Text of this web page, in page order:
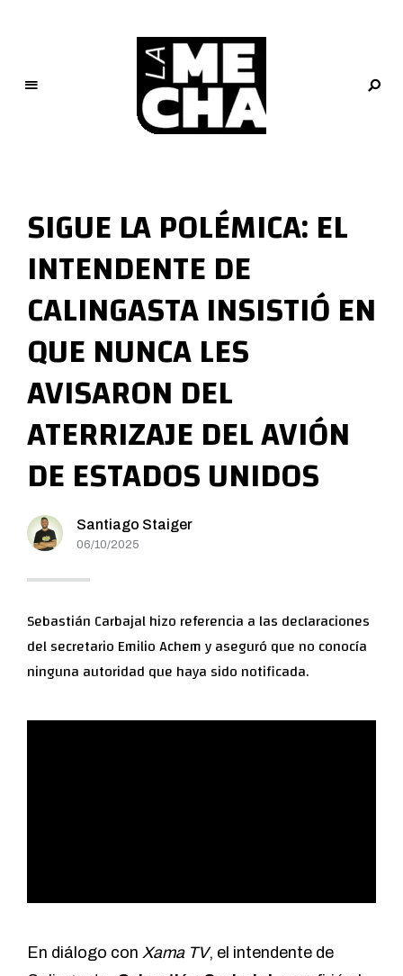
M
e
c
h
a
PERIODISMO DIGITAL
SIGUE LA POLÉMICA: EL
INTENDENTE DE
CALINGASTA INSISTIÓ EN
QUE NUNCA LES
AVISARON DEL
ATERRIZAJE DEL AVIÓN
DE ESTADOS UNIDOS
Santiago Staiger
06/10/2025
Sebastián Carbajal hizo referencia a las declaraciones
del secretario Emilio Achem y aseguró que no conocía
ninguna autoridad que haya sido notificada.
En diálogo con Xama TV, el intendente de